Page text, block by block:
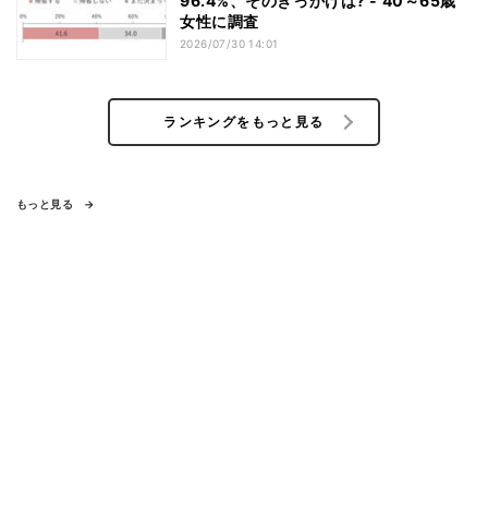
女性に調査
2026/07/30 14:01
ランキングをもっと見る
もっと見る